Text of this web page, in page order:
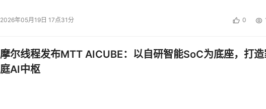
2026年05月19日 17点31分 0
摩尔线程发布MTT AICUBE：以自研智能SoC为底座，打
庭AI中枢